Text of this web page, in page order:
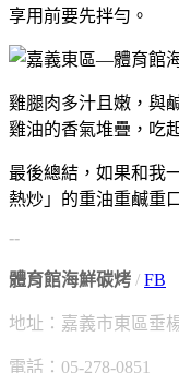
享用前要先拌勻。
雞腿肉多汁且嫩，與
雞油的香氣堆疊，吃
最後總結，如果和我
熱炒」的重油重鹹重
--
體育館海鮮碳烤 / FB
地址：嘉義市東區垂
電話：05-278-0851